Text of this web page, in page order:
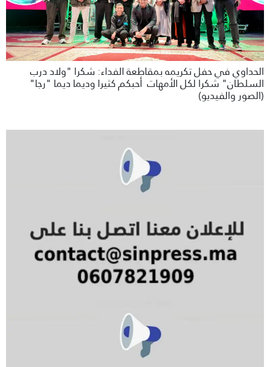
الحداوي في حفل تكريمه بمقاطعة الفداء: شكرا "ولاد درب
السلطان" شكرا لكل الأمهات أحبكم كثيرا وديما ديما "رجا"
(الصور والفيديو)